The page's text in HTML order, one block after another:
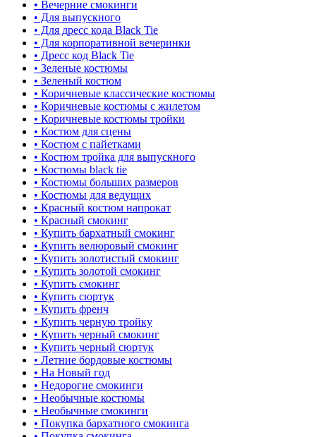
• Вечерние смокинги
• Для выпускного
• Для дресс кода Black Tie
• Для корпоративной вечеринки
• Дресс код Black Tie
• Зеленые костюмы
• Зеленый костюм
• Коричневые классические костюмы
• Коричневые костюмы с жилетом
• Коричневые костюмы тройки
• Костюм для сцены
• Костюм с пайетками
• Костюм тройка для выпускного
• Костюмы black tie
• Костюмы больших размеров
• Костюмы для ведущих
• Красный костюм напрокат
• Красный смокинг
• Купить бархатный смокинг
• Купить велюровый смокинг
• Купить золотистый смокинг
• Купить золотой смокинг
• Купить смокинг
• Купить сюртук
• Купить френч
• Купить черную тройку
• Купить черный смокинг
• Купить черный сюртук
• Летние бордовые костюмы
• На Новый год
• Недорогие смокинги
• Необычные костюмы
• Необычные смокинги
• Покупка бархатного смокинга